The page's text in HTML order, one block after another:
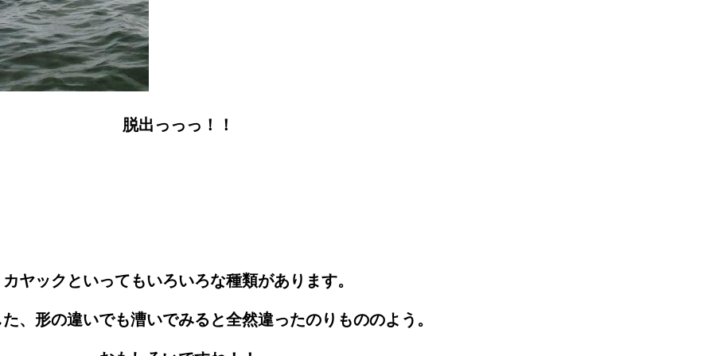
脱出っっっ！！
カヤックといってもいろいろな種類があります。
、形の違いでも漕いでみると全然違ったのりもののよう。